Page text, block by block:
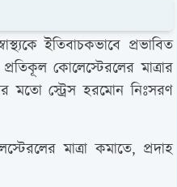
ইতিবাচকভাবে প্রভাবিত
কোলেস্টেরলের মাত্রার
মতো স্ট্রেস হরমোন নিঃসরণ
মাত্রা কমাতে, প্রদাহ